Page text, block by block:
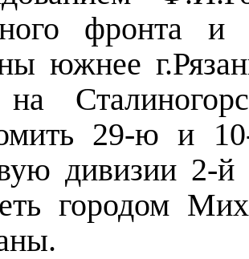
фронта
южнее
29-ю и
дивизии 2-
городом